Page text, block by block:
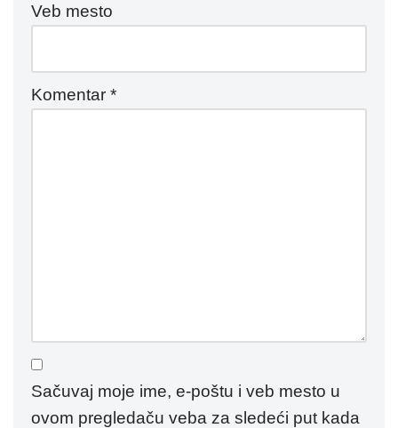
Veb mesto
Komentar *
Sačuvaj moje ime, e-poštu i veb mesto u
ovom pregledaču veba za sledeći put kada